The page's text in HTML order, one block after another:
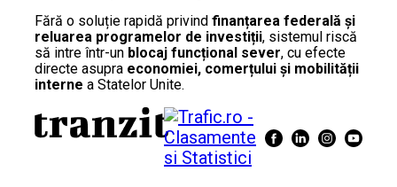
Fără o soluție rapidă privind finanțarea federală și
reluarea programelor de investiții, sistemul riscă
să intre într-un blocaj funcțional sever, cu efecte
directe asupra economiei, comerțului și mobilității
interne a Statelor Unite.